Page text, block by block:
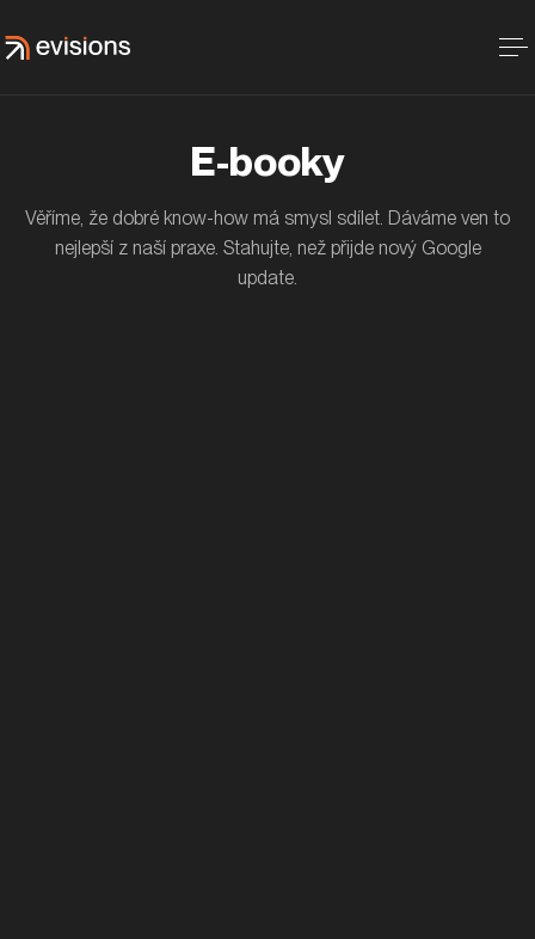
E-booky
Věříme, že dobré know-how má smysl sdílet. Dáváme ven to
nejlepší z naší praxe. Stahujte, než přijde nový Google
update.